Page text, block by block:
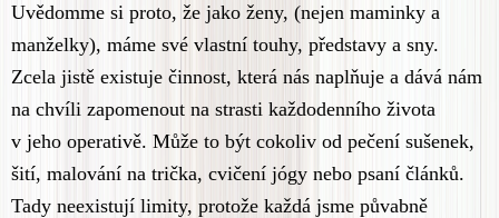
Uvědomme si proto, že jako ženy, (nejen maminky a
manželky), máme své vlastní touhy, představy a sny.
Zcela jistě existuje činnost, která nás naplňuje a dává nám
na chvíli zapomenout na strasti každodenního života
v jeho operativě. Může to být cokoliv od pečení sušenek,
šití, malování na trička, cvičení jógy nebo psaní článků.
Tady neexistují limity, protože každá jsme půvabně